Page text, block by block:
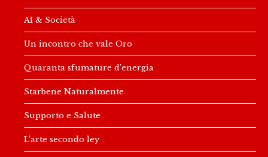
AI & Società
Un incontro che vale Oro
Quaranta sfumature d’energia
Starbene Naturalmente
Supporto e Salute
L’arte secondo ley